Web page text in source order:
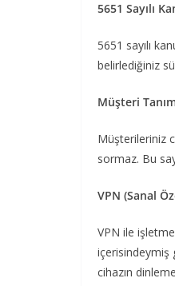
5651 Sayılı
5651 sayılı
belirlediğiniz
Müşteri
Müşterileriniz
sormaz. Bu
VPN (Sanal
VPN ile
içerisindeymiş
cihazın